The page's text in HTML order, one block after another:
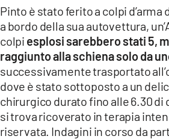
CATANZAROCHANNEL.IT
LACAPITALENEWS.IT
App
ANDROID
APPLE
Pinto è stato ferito a colpi d’arma
a bordo della sua autovettura,
colpi esplosi sarebbero stati 5,
raggiunto alla schiena solo da
successivamente trasportato
dove è stato sottoposto a un
chirurgico durato fino alle 6.30 di
si trova ricoverato in terapia
riservata. Indagini in corso da